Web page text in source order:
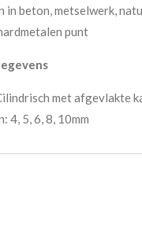
in beton, metselwerk,
punt
met afgevlakte
4, 5, 6, 8, 10mm